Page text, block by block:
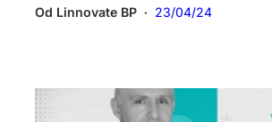
Od Linnovate BP • 23/04/24